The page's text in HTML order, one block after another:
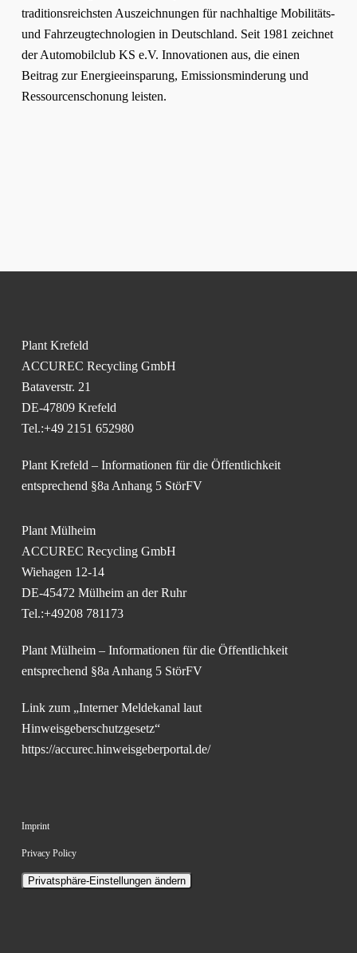
traditionsreichsten Auszeichnungen für nachhaltige Mobilitäts-
und Fahrzeugtechnologien in Deutschland. Seit 1981 zeichnet
der Automobilclub KS e.V. Innovationen aus, die einen
Beitrag zur Energieeinsparung, Emissionsminderung und
Ressourcenschonung leisten.
Plant Krefeld
ACCUREC Recycling GmbH
Bataverstr. 21
DE-47809 Krefeld
Tel.:+49 2151 652980
Plant Krefeld – Informationen für die Öffentlichkeit
entsprechend §8a Anhang 5 StörFV
Plant Mülheim
ACCUREC Recycling GmbH
Wiehagen 12-14
DE-45472 Mülheim an der Ruhr
Tel.:+49208 781173
Plant Mülheim – Informationen für die Öffentlichkeit
entsprechend §8a Anhang 5 StörFV
Link zum „Interner Meldekanal laut
Hinweisgeberschutzgesetz“
https://accurec.hinweisgeberportal.de/
Imprint
Privacy Policy
Privatsphäre-Einstellungen ändern